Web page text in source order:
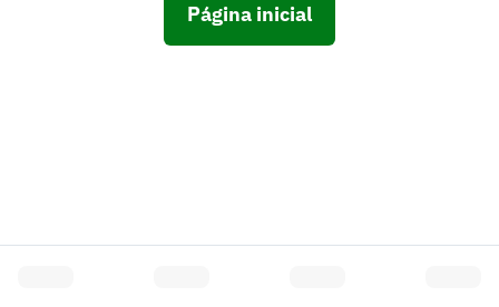
Página inicial